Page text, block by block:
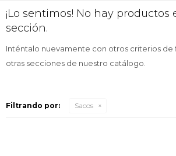
¡Lo sentimos! No hay productos
sección.
Inténtalo nuevamente con otros criterios de
otras secciones de nuestro catálogo.
Filtrando por: Sacos